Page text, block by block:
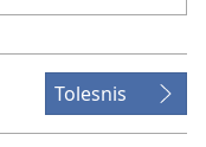
Tolesnis